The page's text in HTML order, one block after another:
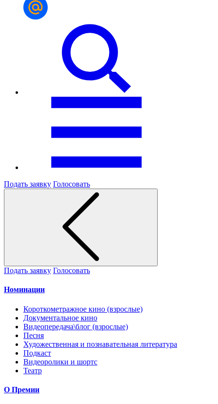
Подать заявку Голосовать
Подать заявку Голосовать
Номинации
Короткометражное кино (взрослые)
Документальное кино
Видеопередача\блог (взрослые)
Песня
Художественная и познавательная литература
Подкаст
Видеоролики и шортс
Театр
О Премии